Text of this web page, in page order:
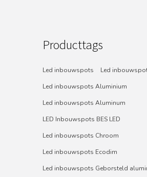
Producttags
Led inbouwspots
Led
Led inbouwspots Aluminium
Led inbouwspots Aluminum
LED Inbouwspots BES LED
Led inbouwspots Chroom
Led inbouwspots Ecodim
Led inbouwspots Geborsteld